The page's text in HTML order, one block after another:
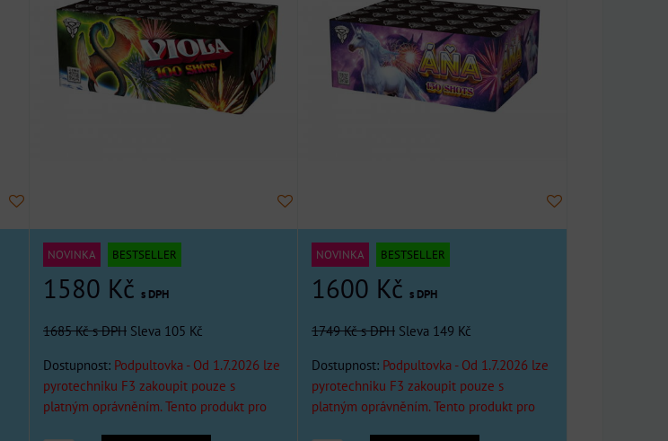
NOVINKA BESTSELLER
1580 Kč s DPH
1685 Kčs DPH Sleva 105 Kč
Dostupnost: Podpultovka - Od 1.7.2026 lze
pyrotechniku F3 zakoupit pouze s
platným oprávněním. Tento produkt pro
NOVINKA BESTSELLER
1600 Kčs DPH
1749 Kčs DPH Sleva 149 Kč
Dostupnost: Podpultovka - Od 1.7.2026 lze
pyrotechniku F3 zakoupit pouze s
platným oprávněním. Tento produkt pro